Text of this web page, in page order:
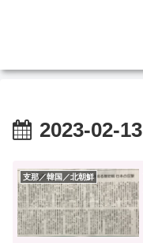
2023-02-13
支那／韓国／北朝鮮